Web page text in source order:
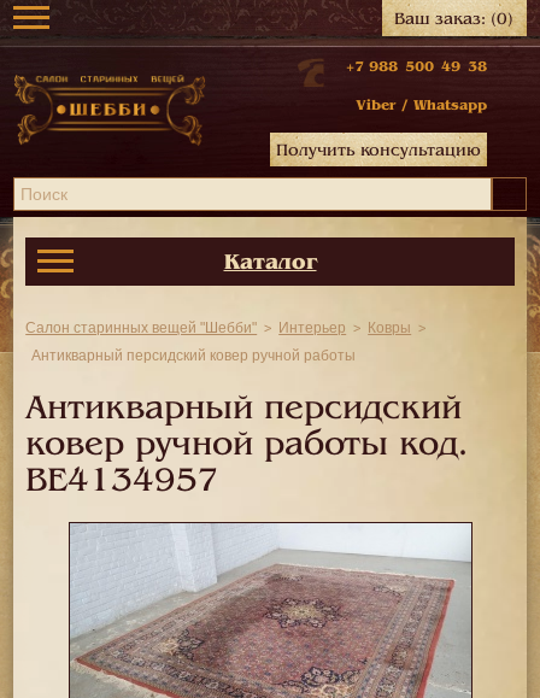
Ваш заказ:(0)
+7 988 500 49 38
Viber / Whatsapp
Получить консультацию
Каталог
Салон старинных вещей "Шебби" Интерьер
Ковры
Антикварный персидский ковер ручной работы
Антикварный персидский
ковер ручной работы код.
BE4134957